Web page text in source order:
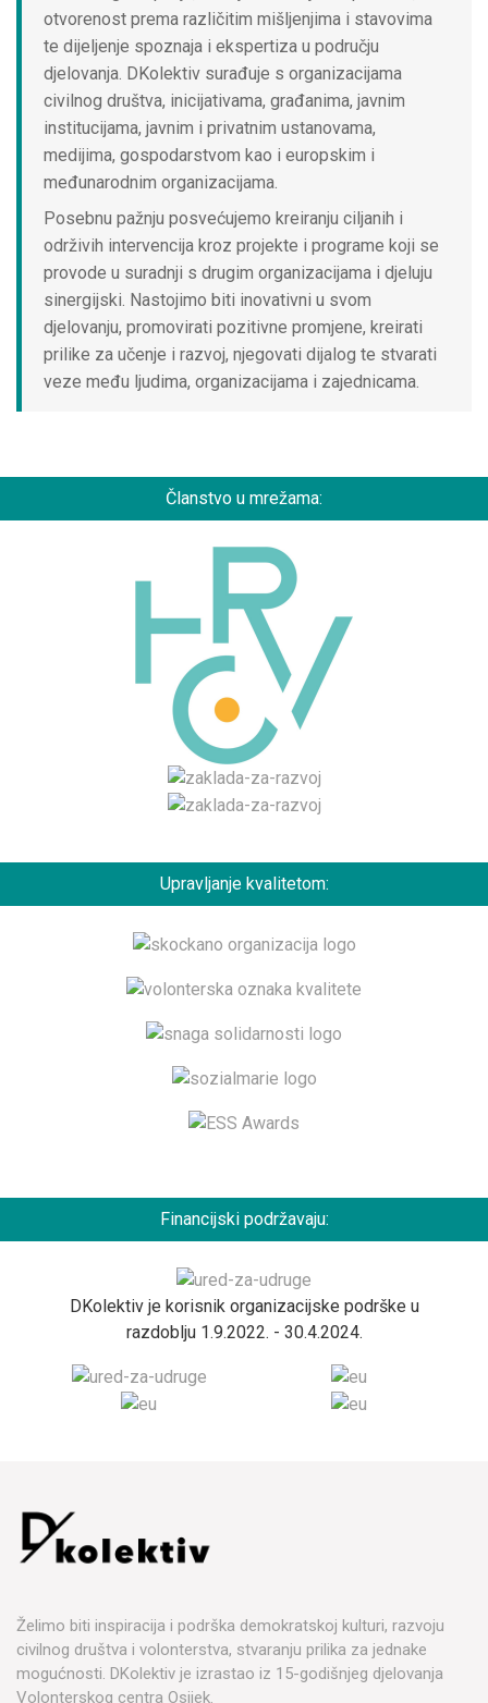
otvorenost prema različitim mišljenjima i stavovima
te dijeljenje spoznaja i ekspertiza u području
djelovanja. DKolektiv surađuje s organizacijama
civilnog društva, inicijativama, građanima, javnim
institucijama, javnim i privatnim ustanovama,
medijima, gospodarstvom kao i europskim i
međunarodnim organizacijama.
Posebnu pažnju posvećujemo kreiranju ciljanih i
održivih intervencija kroz projekte i programe koji se
provode u suradnji s drugim organizacijama i djeluju
sinergijski. Nastojimo biti inovativni u svom
djelovanju, promovirati pozitivne promjene, kreirati
prilike za učenje i razvoj, njegovati dijalog te stvarati
veze među ljudima, organizacijama i zajednicama.
Članstvo u mrežama:
Upravljanje kvalitetom:
Financijski podržavaju:
DKolektiv je korisnik organizacijske podrške u
razdoblju 1.9.2022. - 30.4.2024.
Želimo biti inspiracija i podrška demokratskoj kulturi, razvoju
civilnog društva i volonterstva, stvaranju prilika za jednake
mogućnosti. DKolektiv je izrastao iz 15-godišnjeg djelovanja
Volonterskog centra Osijek.